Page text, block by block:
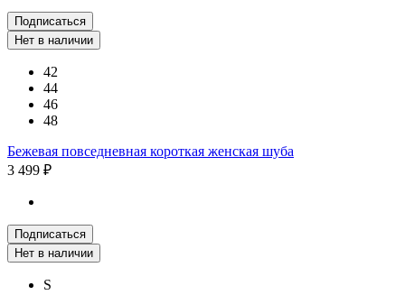
Подписаться
Нет в наличии
42
44
46
48
Бежевая повседневная короткая женская шуба
3 499 ₽
Подписаться
Нет в наличии
S